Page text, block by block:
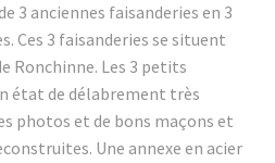
3 anciennes faisanderies en 3
Ces 3 faisanderies se situent
Ronchinne. Les 3 petits
état de délabrement très
photos et de bons maçons et
Une annexe en acier